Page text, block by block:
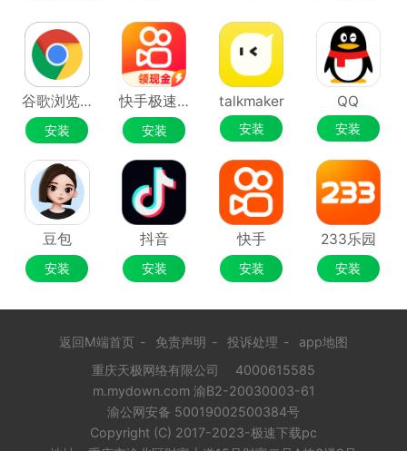
谷歌浏览器Google Chrome
安装
快手极速版
安装
talkmaker
安装
QQ
安装
豆包
安装
抖音
安装
快手
安装
233乐园
安装
返回M端首页 - 免责声明 - 投诉处理 -
app地图
重庆天极网络有限公司
4000615585
m.mydown.com 渝B2-20030003-61
渝公网安备 50019002500384号
Copyright (C) 2017-2023-极速下载pc